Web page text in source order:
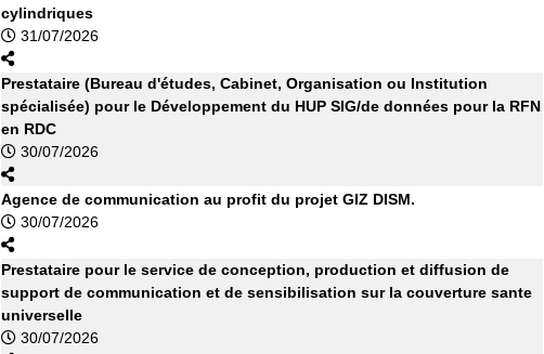
cylindriques
31/07/2026
Prestataire (Bureau d'études, Cabinet, Organisation ou Institution
spécialisée) pour le Développement du HUP SIG/de données pour la RFN
en RDC
30/07/2026
Agence de communication au profit du projet GIZ DISM.
30/07/2026
Prestataire pour le service de conception, production et diffusion de
support de communication et de sensibilisation sur la couverture sante
universelle
30/07/2026